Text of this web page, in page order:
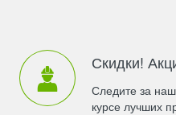
Скидки!
Следите за
курсе лучших